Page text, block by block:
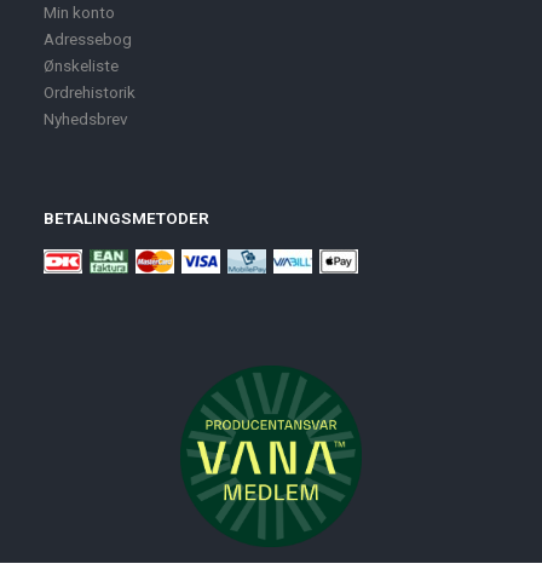
Min konto
Adressebog
Ønskeliste
Ordrehistorik
Nyhedsbrev
BETALINGSMETODER